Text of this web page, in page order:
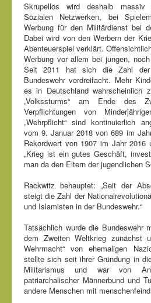
Skrupellos wird deshalb massiv
Sozialen Netzwerken, bei
Werbung für den Militärdienst bei
Dabei wird von den Werbern der
Abenteuerspiel verklärt.
Werbung vor allem bei jungen,
Seit 2011 hat sich die Zahl der
Bundeswehr verdreifacht. Mehr
es in Deutschland wahrscheinlich
„Volkssturms“ am Ende des
Verpflichtungen von
„Wehrpflicht“ sind kontinuierlich
vom 9. Januar 2018 von 689 im
Rekordwert von 1907 im Jahr 2016
„Krieg ist ein gutes Geschäft,
man da den Eltern der jugendlichen
Rackwitz behauptet: „Seit der
steigt die Zahl der
und Islamisten in der Bundeswehr.“
Tatsächlich wurde die Bundeswehr
dem Zweiten Weltkrieg zunächst
Wehrmacht“ von ehemaligen
stellte sich seit ihrer Gründung in
Militarismus und war von
patriarchalischer Männerbund und
andere Menschen mit